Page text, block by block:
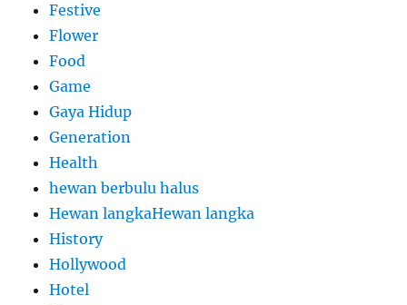
Festive
Flower
Food
Game
Gaya Hidup
Generation
Health
hewan berbulu halus
Hewan langkaHewan langka
History
Hollywood
Hotel